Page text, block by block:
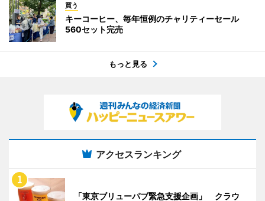
買う
キーコーヒー、毎年恒例のチャリティーセール
560セット完売
もっと見る
アクセスランキング
「東京ブリューパブ緊急支援企画」 クラウ